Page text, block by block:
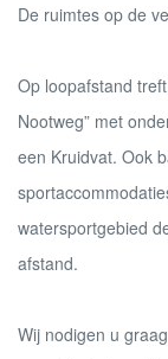
De ruimtes op de
Op loopafstand
Nootweg” met
een Kruidvat. Ook
watersportgebied
afstand.
Wij nodigen u